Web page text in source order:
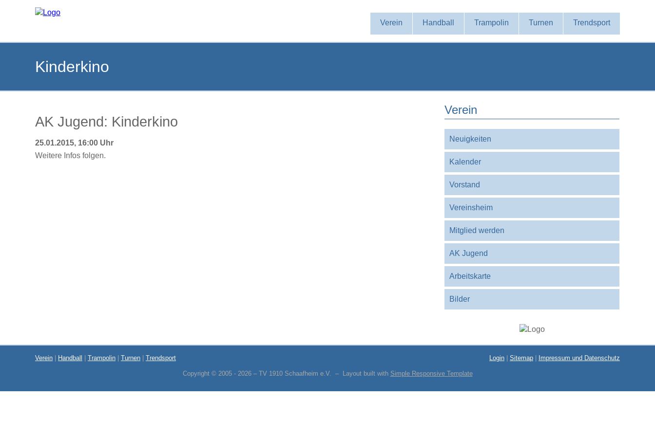
Navigation
überspringen
Verein Handball Trampolin Turnen Trendsport
Kinderkino
AK Jugend: Kinderkino
25.01.2015, 16:00 Uhr
Weitere Infos folgen.
Verein
überspringen
Neuigkeiten
Kalender
Vorstand
Vereinsheim
Mitglied werden
AK Jugend
Arbeitskarte
Bilder
Verein Handball Trampolin Turnen Trendsport Login Sitemap Impressum und Datenschutz
Copyright © 2005 - 2026 – TV 1910 Schaafheim e.V. – Layout built with Simple Responsive Template